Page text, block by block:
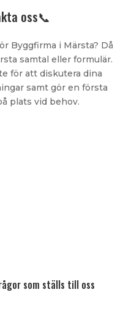
oss📞
Byggfirma i Märsta? Då
samtal eller formulär.
för att diskutera dina
samt gör en första
plats vid behov.
som ställs till oss